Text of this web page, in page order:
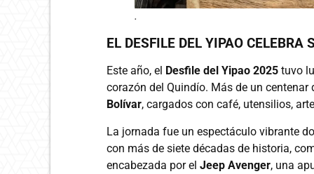
.
EL DESFILE DEL YIPAO CELEBRA
Este año, el Desfile del Yipao 2025 tuvo
corazón del Quindío. Más de un
Bolívar, cargados con café, utensilios,
La jornada fue un espectáculo vibrante
con más de siete décadas de historia,
encabezada por el Jeep Avenger, una